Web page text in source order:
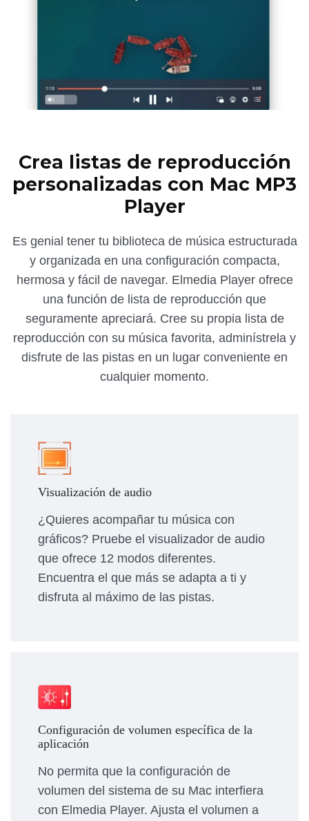
Crea listas de reproducción
personalizadas con Mac MP3
Player
Es genial tener tu biblioteca de música estructurada
y organizada en una configuración compacta,
hermosa y fácil de navegar. Elmedia Player ofrece
una función de lista de reproducción que
seguramente apreciará. Cree su propia lista de
reproducción con su música favorita, adminístrela y
disfrute de las pistas en un lugar conveniente en
cualquier momento.
Visualización de audio
¿Quieres acompañar tu música con
gráficos? Pruebe el visualizador de audio
que ofrece 12 modos diferentes.
Encuentra el que más se adapta a ti y
disfruta al máximo de las pistas.
Configuración de volumen específica de la
aplicación
No permita que la configuración de
volumen del sistema de su Mac interfiera
con Elmedia Player. Ajusta el volumen a